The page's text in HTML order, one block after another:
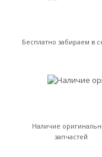
Бесплатно забираем в
Наличие
запчастей